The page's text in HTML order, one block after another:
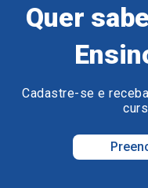
Quer
Cadastre-se e